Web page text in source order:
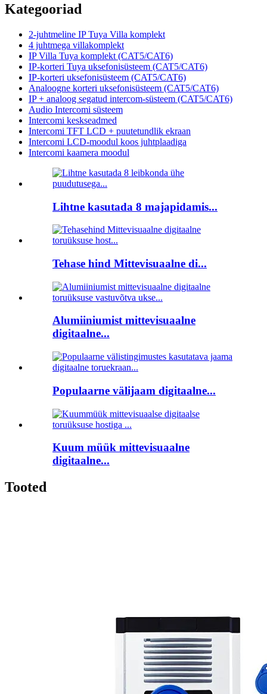
Kategooriad
2-juhtmeline IP Tuya Villa komplekt
4 juhtmega villakomplekt
IP Villa Tuya komplekt (CAT5/CAT6)
IP-korteri Tuya uksefonisüsteem (CAT5/CAT6)
IP-korteri uksefonisüsteem (CAT5/CAT6)
Analoogne korteri uksefonisüsteem (CAT5/CAT6)
IP + analoog segatud intercom-süsteem (CAT5/CAT6)
Audio Intercomi süsteem
Intercomi keskseadmed
Intercomi TFT LCD + puutetundlik ekraan
Intercomi LCD-moodul koos juhtplaadiga
Intercomi kaamera moodul
Lihtne kasutada 8 majapidamis...
Tehase hind Mittevisuaalne di...
Alumiiniumist mittevisuaalne
digitaalne...
Populaarne välijaam digitaalne...
Kuum müük mittevisuaalne
digitaalne...
Tooted